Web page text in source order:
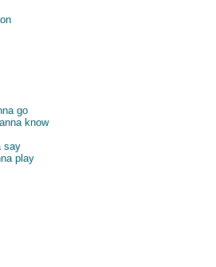
go
know
say
play